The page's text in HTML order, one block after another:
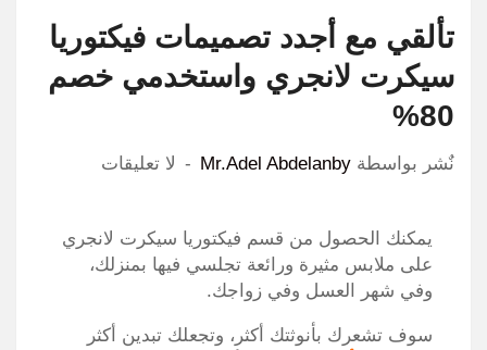
تألقي مع أجدد تصميمات فيكتوريا
سيكرت لانجري واستخدمي خصم
80%
نٌشر بواسطة Mr.Adel Abdelanby لا تعليقات
يمكنك الحصول من قسم فيكتوريا سيكرت لانجري
على ملابس مثيرة ورائعة تجلسي فيها بمنزلك،
وفي شهر العسل وفي زواجك.
سوف تشعرك بأنوثتك أكثر، وتجعلك تبدين أكثر